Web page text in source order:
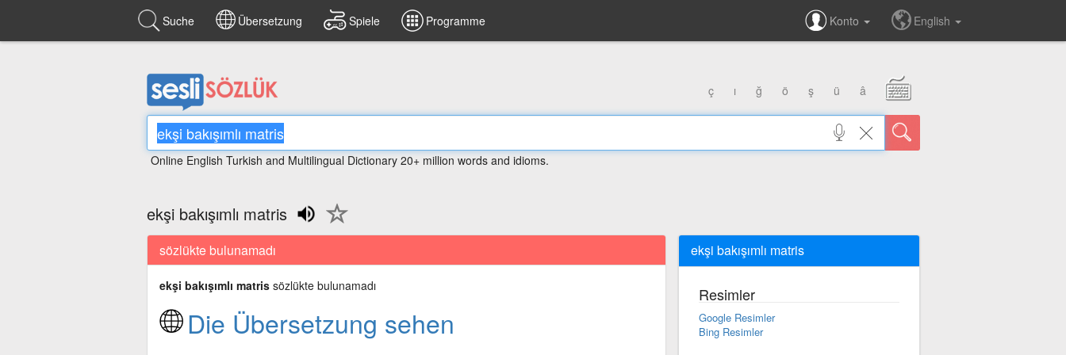
Suche Übersetzung Spiele Programme Konto English
ç ı ğ ö ş ü â
Online English Turkish and Multilingual Dictionary 20+ million words and idioms.
ekşi bakışımlı matris
sözlükte bulunamadı
ekşi bakışımlı matrissözlükte bulunamadı
Die Übersetzung sehen
ekşi bakışımlı matris
Resimler
Google Resimler
Bing Resimler